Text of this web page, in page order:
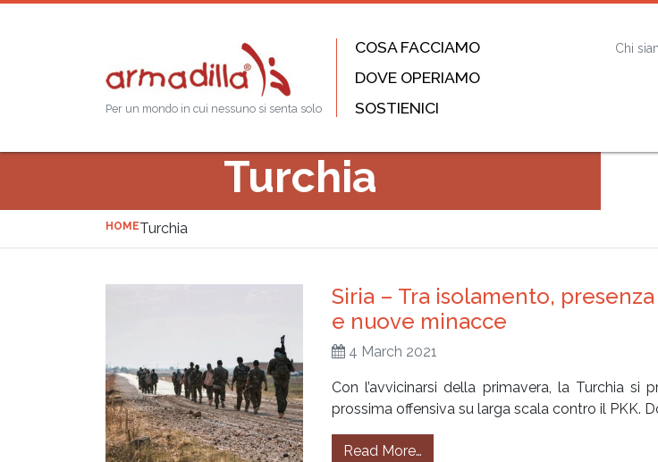
Per un mondo in cui nessuno si senta solo
COSA FACCIAMO
DOVE OPERIAMO
SOSTIENICI
Chi
Turchia
HOMETurchia
Siria – Tra isolamento,
e nuove minacce
4 March 2021
Con l’avvicinarsi della primavera, la Turchia si
prossima offensiva su larga scala contro il PKK.
Read More…